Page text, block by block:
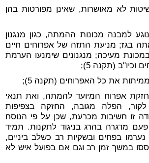
לא מאושרות, שאינן מפורטות בהן
למבנה מכונות ההמתה, כגון מנגנון
בגז; מניעת התזה של אפרוחים חיים
מעיכה; מנגנונים שימנעו הערמת
(תקנה 5);
את כל האפרוחים (תקנה 5);
אפרוח המיועד להמתה, ואת תנאי
הפלה מגובה, החזקה בצפיפות
וכיו"ב (תקנה 7). לנקודה זו חשיבות מכרעת, שכן על פי הנוסח
מדגרה בהרג בניגוד לתקנות. תמיד
נערמו בפחים ובשקיות רב כשלב ביניים,
במשך זמן רב וגם אם בפועל איש לא